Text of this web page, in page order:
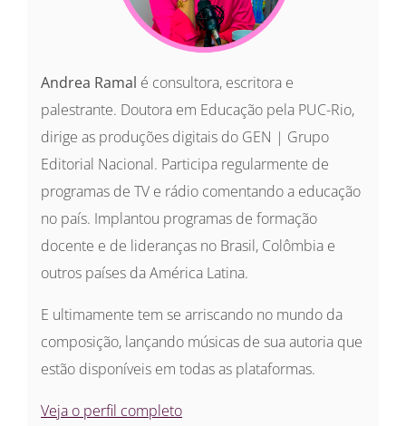
Andrea Ramal é consultora, escritora e
palestrante. Doutora em Educação pela PUC-Rio,
dirige as produções digitais do GEN | Grupo
Editorial Nacional. Participa regularmente de
programas de TV e rádio comentando a educação
no país. Implantou programas de formação
docente e de lideranças no Brasil, Colômbia e
outros países da América Latina.
E ultimamente tem se arriscando no mundo da
composição, lançando músicas de sua autoria que
estão disponíveis em todas as plataformas.
Veja o perfil completo